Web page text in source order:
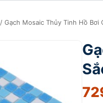
/ Gạch Mosaic Thủy Tinh Hồ Bơi